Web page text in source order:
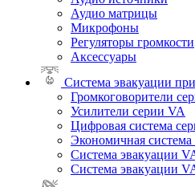
Аудио матрицы
Микрофоны
Регуляторы громкости
Аксессуары
Система эвакуации
Громкоговорители
Усилители серии VA
Цифровая система
Экономичная
Система эвакуации
Система эвакуации